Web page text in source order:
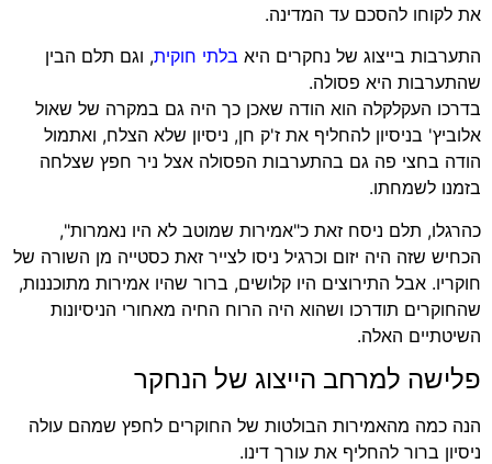
את לקוחו להסכם עד המדינה.
התערבות בייצוג של נחקרים היא בלתי חוקית, וגם תלם הבין
שהתערבות היא פסולה.
בדרכו העקלקלה הוא הודה שאכן כך היה גם במקרה של שאול
אלוביץ' בניסיון להחליף את ז'ק חן, ניסיון שלא הצלח, ואתמול
הודה בחצי פה גם בהתערבות הפסולה אצל ניר חפץ שצלחה
בזמנו לשמחתו.
כהרגלו, תלם ניסח זאת כ"אמירות שמוטב לא היו נאמרות",
הכחיש שזה היה יזום וכרגיל ניסו לצייר זאת כסטייה מן השורה של
חוקריו. אבל התירוצים היו קלושים, ברור שהיו אמירות מתוכננות,
שהחוקרים תודרכו ושהוא היה הרוח החיה מאחורי הניסיונות
השיטתיים האלה.
פלישה למרחב הייצוג של הנחקר
הנה כמה מהאמירות הבולטות של החוקרים לחפץ שמהם עולה
ניסיון ברור להחליף את עורך דינו.